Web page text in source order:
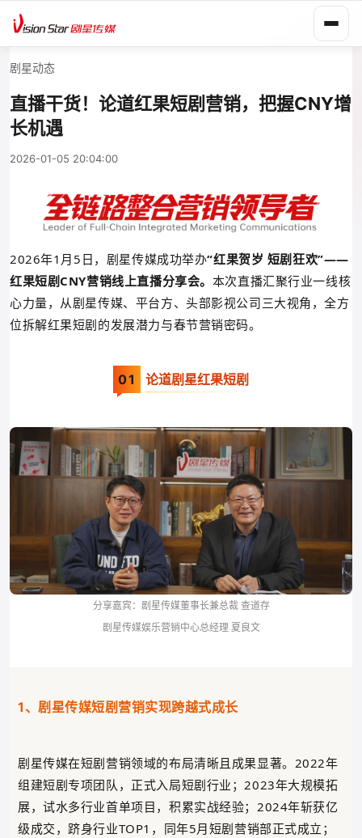
剧星动态
直播干货！论道红果短剧营销，把握CNY增
长机遇
2026-01-05 20:04:00
2026年1月5日，剧星传媒成功举办“红果贺岁 短剧狂欢”——
红果短剧CNY营销线上直播分享会。 本次直播汇聚行业一线核
心力量，从剧星传媒、平台方、头部影视公司三大视角，全方
位拆解红果短剧的发展潜力与春节营销密码。
01 论道剧星红果短剧
分享嘉宾： 剧星传媒董事长兼总裁 查道存
剧星传媒娱乐营销中心总经理 夏良文
1、剧星传媒短剧营销实现跨越式成长
剧星传媒在短剧营销领域的布局清晰且成果显著。2022年
组建短剧专项团队，正式入局短剧行业；2023年大规模拓
展，试水多行业首单项目，积累实战经验；2024年斩获亿
级成交，跻身行业TOP1，同年5月短剧营销部正式成立；